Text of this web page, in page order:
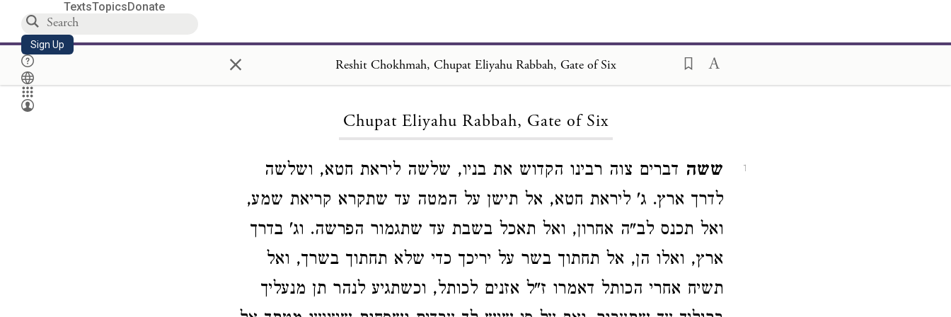
TextsTopicsDonate
Sign Up × Reshit Chokhmah, Chupat Eliyahu Rabbah, Gate of Six
Chupat Eliyahu Rabbah, Gate of Six
1 ששה דברים צוה רבינו הקדוש את בניו, שלשה ליראת חטא, ושלשה
לדרך ארץ. ג' ליראת חטא, אל תישן על המטה עד שתקרא קריאת שמע,
ואל תכנס לב"ה אחרון, ואל תאכל בשבת עד שתגמור הפרשה. וג' בדרך
ארץ, ואלו הן, אל תחתוך בשר על יריכך כדי שלא תחתוך בשרך, ואל
תשיח אחרי הכותל דאמרו ז"ל אזנים לכותל, וכשתגיע לנהר תן מנעליך